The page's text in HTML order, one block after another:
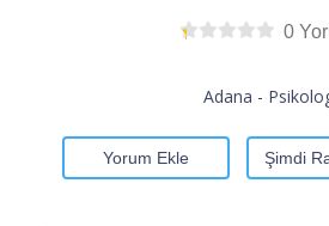
0
Adana -
Yorum Ekle Şimdi